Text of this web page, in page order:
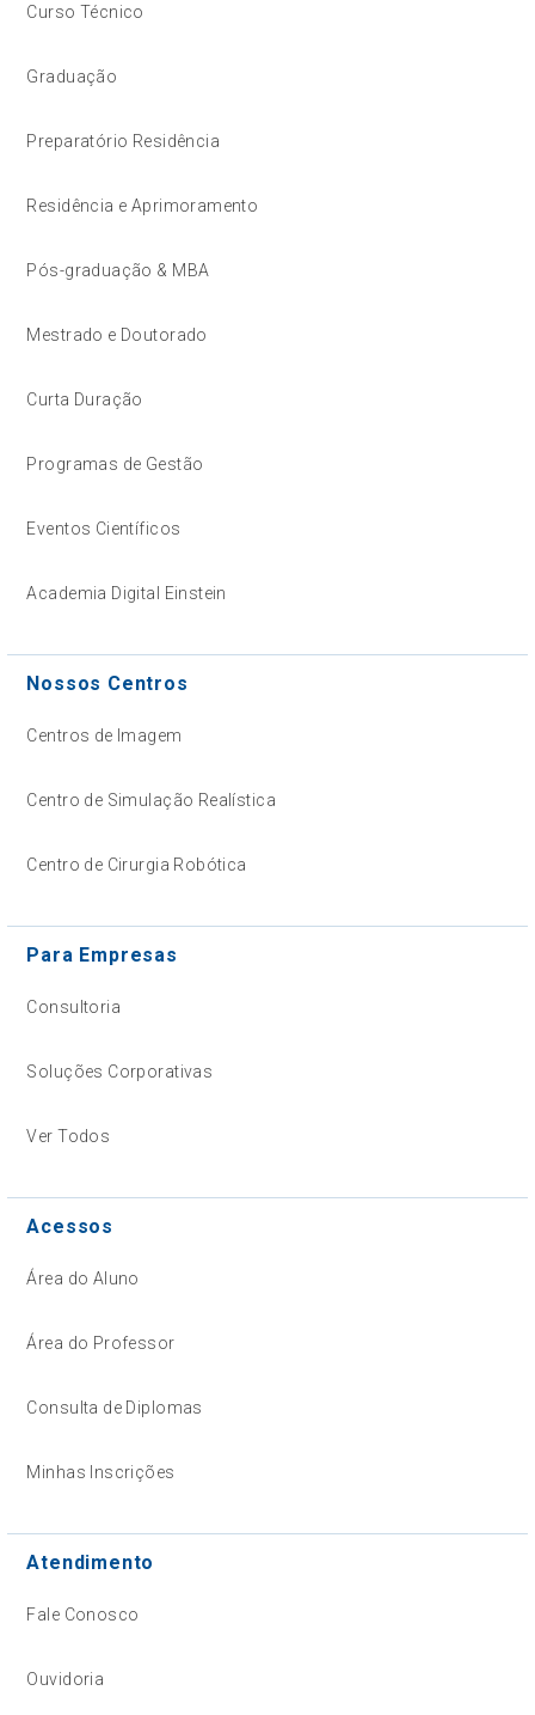
Curso Técnico
Graduação
Preparatório Residência
Residência e Aprimoramento
Pós-graduação & MBA
Mestrado e Doutorado
Curta Duração
Programas de Gestão
Eventos Científicos
Academia Digital Einstein
Nossos Centros
Centros de Imagem
Centro de Simulação Realística
Centro de Cirurgia Robótica
Para Empresas
Consultoria
Soluções Corporativas
Ver Todos
Acessos
Área do Aluno
Área do Professor
Consulta de Diplomas
Minhas Inscrições
Atendimento
Fale Conosco
Ouvidoria